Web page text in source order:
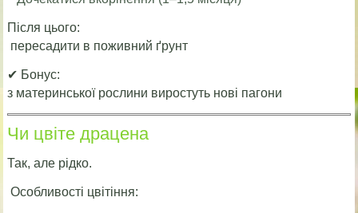
Після цього:
пересадити в поживний ґрунт
✔ Бонус:
з материнської рослини виростуть нові пагони
Чи цвіте драцена
Так, але рідко.
Особливості цвітіння: